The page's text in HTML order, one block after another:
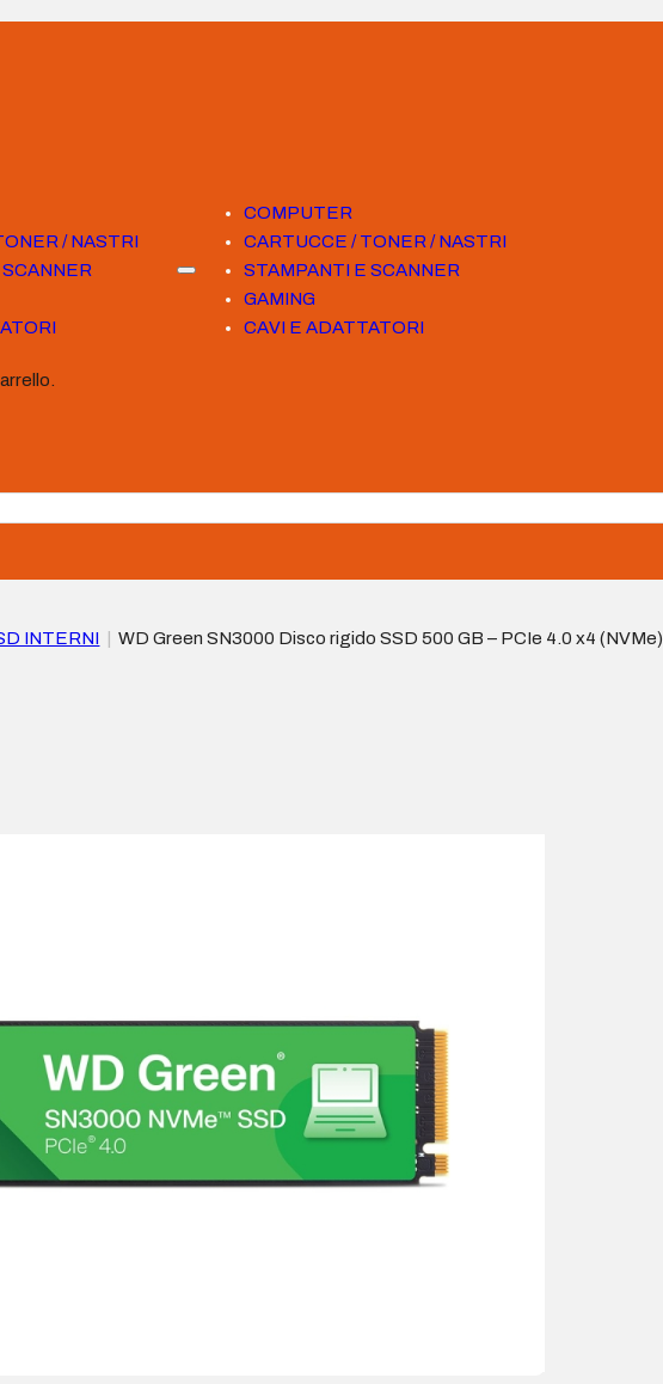
/ NASTRI
COMPUTER
CARTUCCE / TONER / NASTRI
STAMPANTI E SCANNER
GAMING
CAVI E ADATTATORI
INTERNI WD Green SN3000 Disco rigido SSD 500 GB – PCIe 4.0 x4 (NVMe)